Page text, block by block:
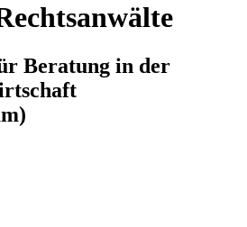
Beratung in der